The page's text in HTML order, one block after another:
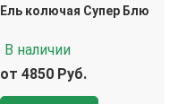
Ель колючая Супер Блю
В наличии
от 4850 Руб.